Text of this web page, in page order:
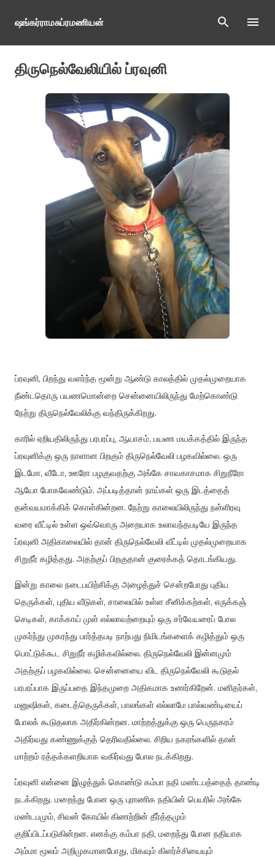
Skip to main content
ஷங்கர்ராமசுப்ரமணியன்
திருநெல்வேலியில் ப்ரவுனி
ப்ரவுனி, பிறந்து வளர்ந்த மூன்று ஆண்டு காலத்தில் முதல்முறையாக
நீண்டதொரு பயணமொன்றை சென்னையிலிருந்து மேற்கொண்டு
நேற்று திருநெல்வேலிக்கு வந்திருக்கிறது.
காரில் ஏறியதிலிருந்து பரபரப்பு, ஆயாசம், பயண மயக்கத்தில் இருந்த
ப்ரவுனிக்கு ஒரு நாளான பிறகும் திருநெல்வேலி பழகவில்லை. ஒரு
இடமோ, வீடோ, ஊரோ பழகுவதற்கு அங்கே சாவகாசமாக சிறுநீரோ
ஆயோ போகவேண்டும். அப்படித்தான் நாய்கள் ஒரு இடத்தைத்
தன்வயமாக்கிக் கொள்கின்றன. நேற்று காலையிலிருந்து நள்ளிரவு
வரை வீட்டில் உள்ள ஒவ்வொரு அறையாக உலாவந்தபடியே இருந்த
ப்ரவுனி அதிகாலையில் தான் திருநெல்வேலி வீட்டில் முதல்முறையாக
சிறுநீர் கழித்தது. அதற்குப் பிறகுதான் குரைக்கத் தொடங்கியது.
இன்று காலை நடைபயிற்சிக்கு அழைத்துச் சென்றபோது புதிய
தெருக்கள், புதிய வீடுகள், சாலையில் உள்ள சீனிக்கற்கள், எருக்கஞ்
செடிகள், காக்காய் முள் எல்லாவற்றையும் ஒரு சர்வேயரைப் போல
முகர்ந்து முகரந்து பார்த்தபடி நாற்பது நிமிடங்களைக் கழித்தும் ஒரு
பொட்டுக்கூட சிறுநீர் கழிக்கவில்லை. திருநெல்வேலி இன்னமும்
அதற்குப் பழகவில்லை. சென்னையை விட திருநெல்வேலி கூடுதல்
பரபரப்பாக இருப்பதை இந்தமுறை அதிகமாக உணர்கிறேன். மனிதர்கள்,
மனுஷிகள், கடைத்தெருக்கள், பாலங்கள் எல்லாமே பால்வண்டியைப்
போலக் கூடுதலாக அதிர்கின்றன. மாற்றத்துக்கு ஒரு பெருநகரம்
அதிர்வது கண்ணுக்குத் தெரிவதில்லை. சிறிய நகரங்களில் தான்
மாற்றம் ரத்தக்களறியாக வகிர்வது போல நடக்கிறது.
ப்ரவுனி என்னை இழுத்துக் கொண்டு கம்பா நதி மண்டபத்தைத் தாண்டி
நடக்கிறது. மறைந்து போன ஒரு புராணிக நதியின் பெயரில் அங்கே
மண்டபமும், சிவன் கோயில் கிணற்றின் தீர்த்தமும்
குறிப்பிடப்படுகின்றன. எனக்கு கம்பா நதி, மறைந்து போன நதியாக
அம்மா மூலம் அறிமுகமானபோது, மிகவும் கிளர்ச்சியையும்